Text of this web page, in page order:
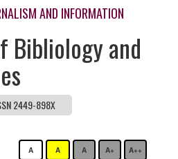
AND INFORMATION
Bibliology and
2449-898X
A A A A+ A++